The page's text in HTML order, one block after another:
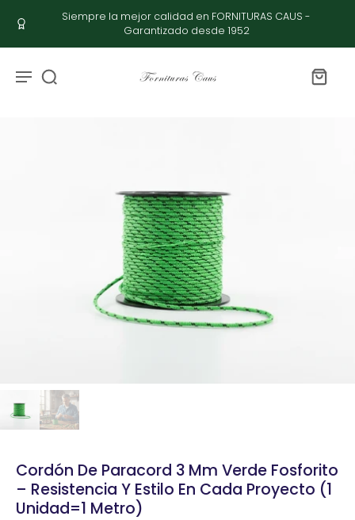
Siempre la mejor calidad en FORNITURAS CAUS -
Garantizado desde 1952
Cordón De Paracord 3 Mm Verde Fosforito
– Resistencia Y Estilo En Cada Proyecto (1
Unidad=1 Metro)